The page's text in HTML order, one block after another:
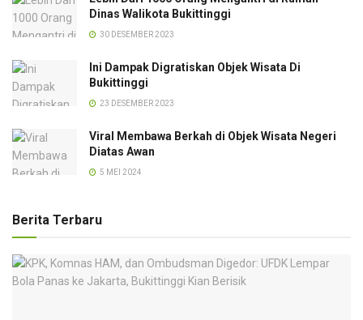
Dinas Walikota Bukittinggi
30 DESEMBER 2023
Ini Dampak Digratiskan Objek Wisata Di
Bukittinggi
23 DESEMBER 2023
Viral Membawa Berkah di Objek Wisata Negeri
Diatas Awan
5 MEI 2024
Berita Terbaru